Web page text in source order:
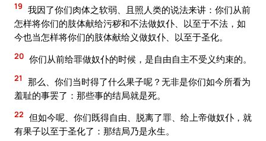
19 我因了你们肉体之软弱、且照人类的说法来讲：你们从前
怎样将你们的肢体献给污秽和不法做奴仆、以至于不法，如
今也当怎样将你们的肢体献给义做奴仆、以至于圣化。
20 你们从前给罪做奴仆的时候，是自由自主不受义约束的。
21
那么、你们当时得了什么果子呢？无非是你们如今所看为
羞耻的事罢了：那些事的结局就是死。
22 但如今呢、你们既得自由、脱离了罪、给上帝做奴仆，就
有果子以至于圣化了：那结局乃是永生。